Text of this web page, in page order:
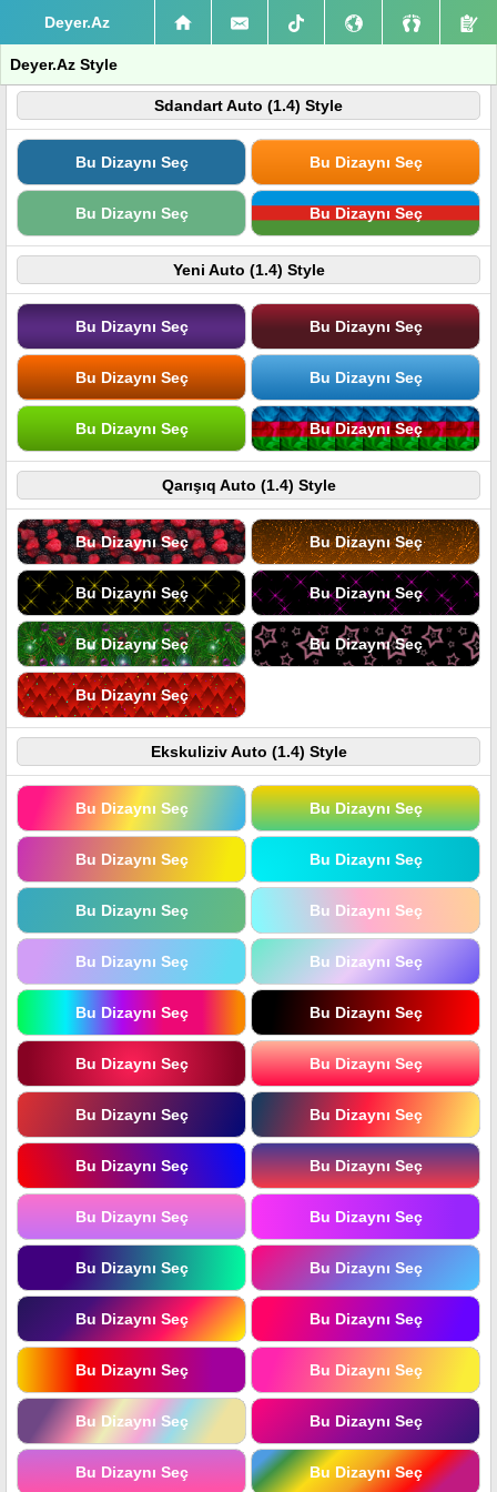
Deyer.Az
Deyer.Az Style
Sdandart Auto (1.4) Style
Bu Dizaynı Seç Bu Dizaynı Seç
Bu Dizaynı Seç Bu Dizaynı Seç
Yeni Auto (1.4) Style
Bu Dizaynı Seç Bu Dizaynı Seç
Bu Dizaynı Seç Bu Dizaynı Seç
Bu Dizaynı Seç Bu Dizaynı Seç
Qarışıq Auto (1.4) Style
Bu Dizaynı Seç Bu Dizaynı Seç
Bu Dizaynı Seç Bu Dizaynı Seç
Bu Dizaynı Seç Bu Dizaynı Seç
Bu Dizaynı Seç
Ekskuliziv Auto (1.4) Style
Bu Dizaynı Seç Bu Dizaynı Seç
Bu Dizaynı Seç Bu Dizaynı Seç
Bu Dizaynı Seç Bu Dizaynı Seç
Bu Dizaynı Seç Bu Dizaynı Seç
Bu Dizaynı Seç Bu Dizaynı Seç
Bu Dizaynı Seç Bu Dizaynı Seç
Bu Dizaynı Seç Bu Dizaynı Seç
Bu Dizaynı Seç Bu Dizaynı Seç
Bu Dizaynı Seç Bu Dizaynı Seç
Bu Dizaynı Seç Bu Dizaynı Seç
Bu Dizaynı Seç Bu Dizaynı Seç
Bu Dizaynı Seç Bu Dizaynı Seç
Bu Dizaynı Seç Bu Dizaynı Seç
Bu Dizaynı Seç Bu Dizaynı Seç